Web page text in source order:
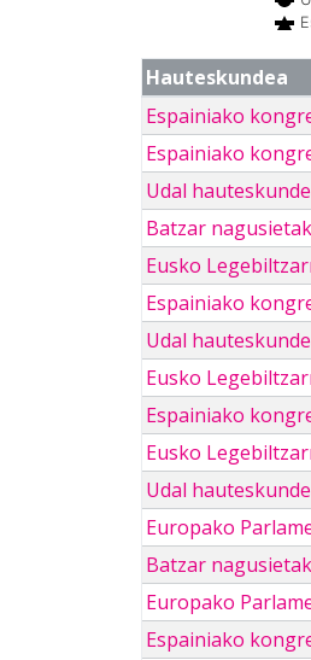
Hauteskundea
Espainiako
Espainiako
Udal
Batzar
Eusko
Espainiako
Udal
Eusko
Espainiako
Eusko
Udal
Europako
Batzar
Europako
Espainiako